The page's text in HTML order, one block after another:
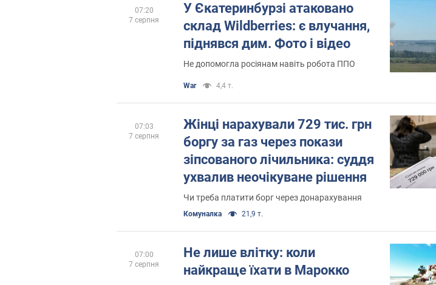
У Єкатеринбурзі атаковано
склад Wildberries: є влучання,
піднявся дим. Фото і відео
Не допомогла росіянам навіть робота ППО
War 4,4 т.
07:20
7 серпня
Жінці нарахували 729 тис. грн
боргу за газ через покази
зіпсованого лічильника: суддя
ухвалив неочікуване рішення
Чи треба платити борг через донарахування
Комуналка 21,9 т.
07:03
7 серпня
Не лише влітку: коли
найкраще їхати в Марокко
07:00
7 серпня